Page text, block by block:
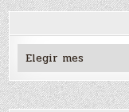
Archivos